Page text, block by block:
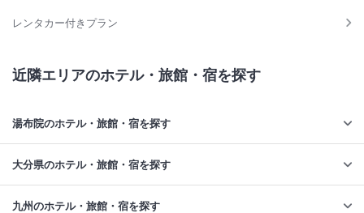
レンタカー付きプラン
近隣エリアのホテル・旅館・宿を探す
湯布院のホテル・旅館・宿を探す
大分県のホテル・旅館・宿を探す
九州のホテル・旅館・宿を探す